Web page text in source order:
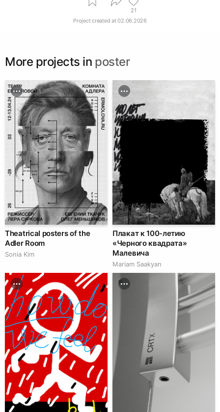
21
Project created at02.06.2026
More projects in poster
Theatrical posters of the
Adler Room
Sonia Kim
Плакат к 100-летию
«Черного квадрата»
Малевича
Mariam Saakyan